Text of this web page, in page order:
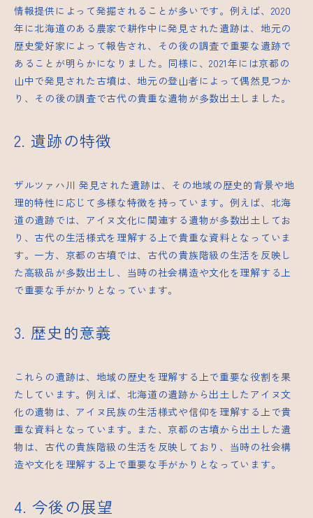
情報提供によって発掘されることが多いです。例えば、2020
年に北海道のある農家で耕作中に発見された遺跡は、地元の
歴史愛好家によって報告され、その後の調査で重要な遺跡で
あることが明らかになりました。同様に、2021年には京都の
山中で発見された古墳は、地元の登山者によって偶然見つか
り、その後の調査で古代の貴重な遺物が多数出土しました。
2. 遺跡の特徴
ザルツァハ川 発見された遺跡は、その地域の歴史的背景や地
理的特性に応じて多様な特徴を持っています。例えば、北海
道の遺跡では、アイヌ文化に関連する遺物が多数出土してお
り、古代の生活様式を理解する上で貴重な資料となっていま
す。一方、京都の古墳では、古代の貴族階級の生活を反映し
た高級品が多数出土し、当時の社会構造や文化を理解する上
で重要な手がかりとなっています。
3. 歴史的意義
これらの遺跡は、地域の歴史を理解する上で重要な役割を果
たしています。例えば、北海道の遺跡から出土したアイヌ文
化の遺物は、アイヌ民族の生活様式や信仰を理解する上で貴
重な資料となっています。また、京都の古墳から出土した遺
物は、古代の貴族階級の生活を反映しており、当時の社会構
造や文化を理解する上で重要な手がかりとなっています。
4. 今後の展望